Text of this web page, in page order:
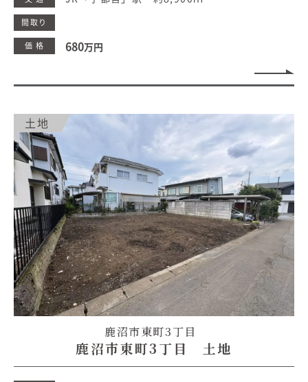
間取り
価 格
680万円
土地
鹿沼市東町3丁目
鹿沼市東町3丁目 土地